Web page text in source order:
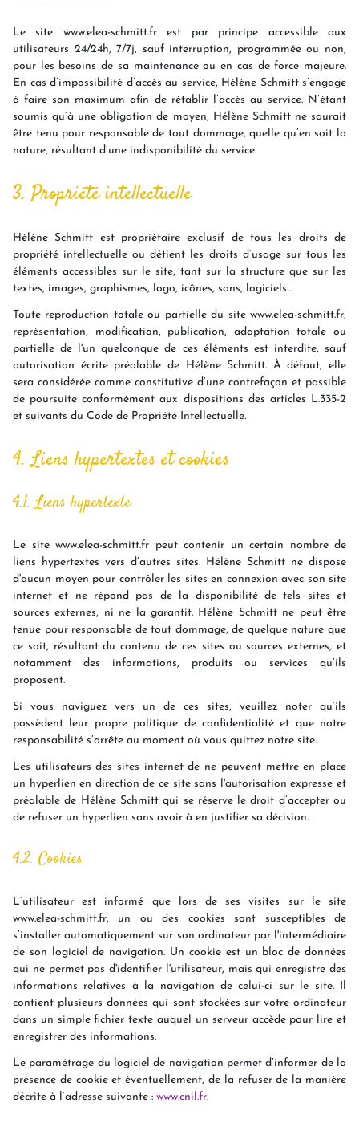
Le site www.elea-schmitt.fr est par principe accessible aux
utilisateurs 24/24h, 7/7j, sauf interruption, programmée ou non,
pour les besoins de sa maintenance ou en cas de force majeure.
En cas d’impossibilité d’accès au service, Hélène Schmitt s’engage
à faire son maximum afin de rétablir l’accès au service. N’étant
soumis qu’à une obligation de moyen, Hélène Schmitt ne saurait
être tenu pour responsable de tout dommage, quelle qu’en soit la
nature, résultant d’une indisponibilité du service.
3. Propriété intellectuelle
Hélène Schmitt est propriétaire exclusif de tous les droits de
propriété intellectuelle ou détient les droits d’usage sur tous les
éléments accessibles sur le site, tant sur la structure que sur les
textes, images, graphismes, logo, icônes, sons, logiciels…
Toute reproduction totale ou partielle du site www.elea-schmitt.fr,
représentation, modification, publication, adaptation totale ou
partielle de l'un quelconque de ces éléments est interdite, sauf
autorisation écrite préalable de Hélène Schmitt. À défaut, elle
sera considérée comme constitutive d’une contrefaçon et passible
de poursuite conformément aux dispositions des articles L.335-2
et suivants du Code de Propriété Intellectuelle.
4. Liens hypertextes et cookies
4.1. Liens hypertexte
Le site www.elea-schmitt.fr peut contenir un certain nombre de
liens hypertextes vers d’autres sites. Hélène Schmitt ne dispose
d'aucun moyen pour contrôler les sites en connexion avec son site
internet et ne répond pas de la disponibilité de tels sites et
sources externes, ni ne la garantit. Hélène Schmitt ne peut être
tenue pour responsable de tout dommage, de quelque nature que
ce soit, résultant du contenu de ces sites ou sources externes, et
notamment des informations, produits ou services qu’ils
proposent.
Si vous naviguez vers un de ces sites, veuillez noter qu’ils
possèdent leur propre politique de confidentialité et que notre
responsabilité s’arrête au moment où vous quittez notre site.
Les utilisateurs des sites internet de ne peuvent mettre en place
un hyperlien en direction de ce site sans l'autorisation expresse et
préalable de Hélène Schmitt qui se réserve le droit d’accepter ou
de refuser un hyperlien sans avoir à en justifier sa décision.
4.2. Cookies
L’utilisateur est informé que lors de ses visites sur le site
www.elea-schmitt.fr, un ou des cookies sont susceptibles de
s’installer automatiquement sur son ordinateur par l'intermédiaire
de son logiciel de navigation. Un cookie est un bloc de données
qui ne permet pas d'identifier l'utilisateur, mais qui enregistre des
informations relatives à la navigation de celui-ci sur le site. Il
contient plusieurs données qui sont stockées sur votre ordinateur
dans un simple fichier texte auquel un serveur accède pour lire et
enregistrer des informations.
Le paramétrage du logiciel de navigation permet d’informer de la
présence de cookie et éventuellement, de la refuser de la manière
décrite à l’adresse suivante : www.cnil.fr.